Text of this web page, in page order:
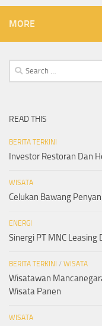
MORE
Search
for:
READ THIS
BERITA TERKINI
Investor Restoran Dan
WISATA
Celukan Bawang
ENERGI
Sinergi PT MNC Leasing
BERITA TERKINI / WISATA
Wisatawan
Wisata Panen
WISATA